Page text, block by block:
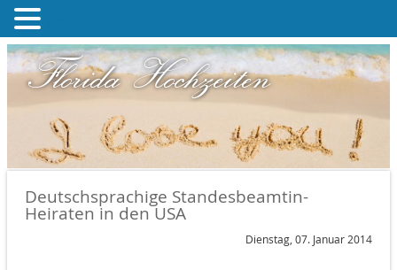
Florida Hochzeiten
Deutschsprachige Standesbeamtin-
Heiraten in den USA
Dienstag, 07. Januar 2014